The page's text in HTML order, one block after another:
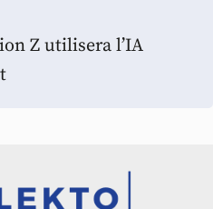
Z utilisera l’IA